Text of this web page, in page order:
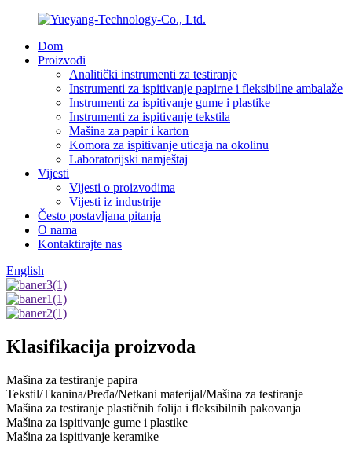
Dom
Proizvodi
Analitički instrumenti za testiranje
Instrumenti za ispitivanje papirne i fleksibilne ambalaže
Instrumenti za ispitivanje gume i plastike
Instrumenti za ispitivanje tekstila
Mašina za papir i karton
Komora za ispitivanje uticaja na okolinu
Laboratorijski namještaj
Vijesti
Vijesti o proizvodima
Vijesti iz industrije
Često postavljana pitanja
O nama
Kontaktirajte nas
English
Klasifikacija proizvoda
Mašina za testiranje papira
Tekstil/Tkanina/Pređa/Netkani materijal/Mašina za testiranje
Mašina za testiranje plastičnih folija i fleksibilnih pakovanja
Mašina za ispitivanje gume i plastike
Mašina za ispitivanje keramike